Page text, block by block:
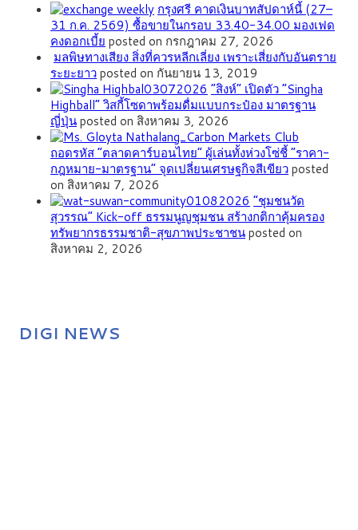
กรุงศรี คาดเงินบาทสัปดาห์นี้ (27–
31 ก.ค. 2569) ซื้อขายในกรอบ 33.40-34.00 มองเฟด
คงดอกเบี้ย posted on กรกฎาคม 27, 2026
มลพิษทางเสียง สิ่งที่ควรหลีกเลี่ยง เพราะเสี่ยงกับอันตราย
ระยะยาวposted on กันยายน 13, 2019
“สิงห์” เปิดตัว “Singha
Highball” วิสกี้โซดาพร้อมดื่มแบบกระป๋อง มาตรฐาน
ญี่ปุ่นposted on สิงหาคม 3, 2026
ถอดรหัส “ตลาดคาร์บอนไทย” ผู้เล่นทั้งห่วงโซ่ชี้ “ราคา-
กฎหมาย-มาตรฐาน” จุดเปลี่ยนเศรษฐกิจสีเขียวposted
on สิงหาคม 7, 2026
”ชุมชนวัด
สุวรรณ” Kick-off ธรรมนูญชุมชน สร้างกติกาคุ้มครอง
ทรัพยากรธรรมชาติ-สุขภาพประชาชนposted on
สิงหาคม 2, 2026
DIGI NEWS